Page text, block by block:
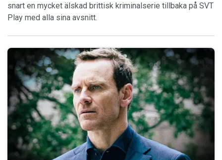
snart en mycket älskad brittisk kriminalserie tillbaka på SVT
Play med alla sina avsnitt.